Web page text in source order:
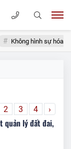
Không hình sự hóa rủi
2 3 4 ›
quản lý đất đai,